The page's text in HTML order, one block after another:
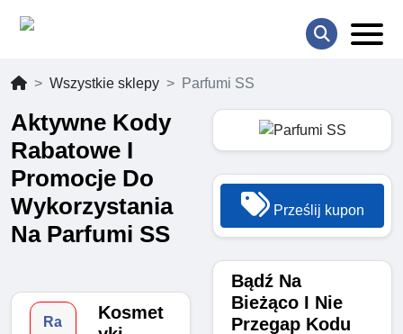
Wszystkie sklepy Parfumi SS
Aktywne Kody
Rabatowe I
Promocje Do
Wykorzystania
Na Parfumi SS
Ra
Kosmet
Prześlij kupon
Bądź Na
Bieżąco I Nie
Przegap Kodu